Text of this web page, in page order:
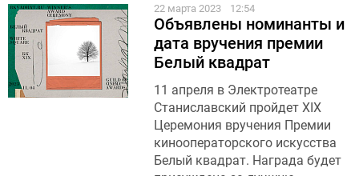
22 марта 2023 12:54
Объявлены номинанты и
дата вручения премии
Белый квадрат
11 апреля в Электротеатре
Станиславский пройдет XIX
Церемония вручения Премии
кинооператорского искусства
Белый квадрат. Награда будет